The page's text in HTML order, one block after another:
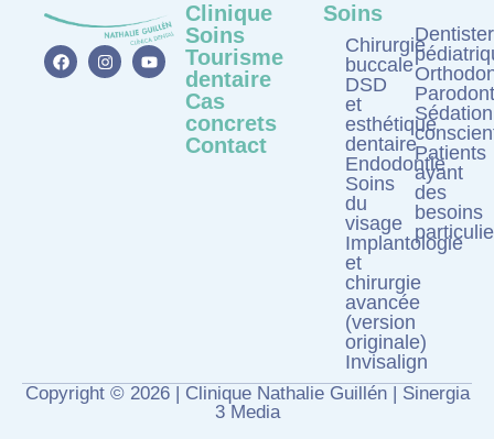
Clinique
Soins
Tourisme
dentaire
Cas
concrets
Contact
Soins
Chirurgie
buccale
DSD
et
esthétique
dentaire
Endodontie
Soins
du
visage
Implantologie
et
chirurgie
avancée
(version
originale)
Invisalign
Sédation
Patients
ayant
des
besoins
Copyright © 2026 | Clinique Nathalie Guillén |
Sinergia
3 Media